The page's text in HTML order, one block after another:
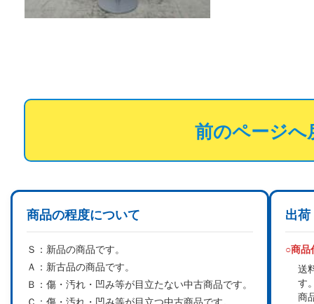
前のページへ
商品の程度について
Ｓ： 新品の商品です。
Ａ： 新古品の商品です。
Ｂ： 傷・汚れ・凹み等が目立たない中古商品です。
出荷
○商品
送
す
商